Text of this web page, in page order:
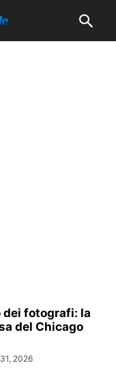
dei fotografi: la
del Chicago
2026